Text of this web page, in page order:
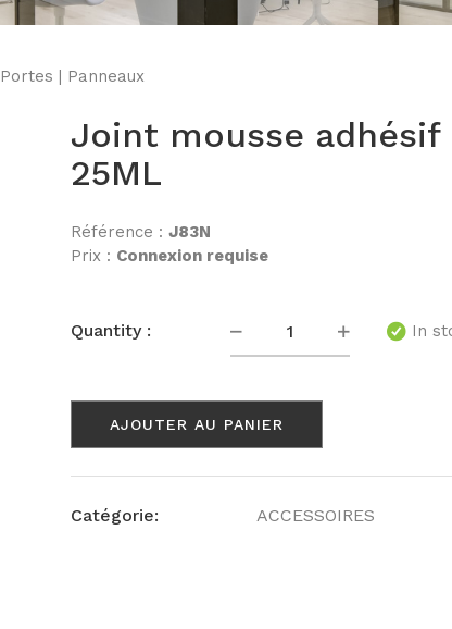
Portes | Panneaux
Joint mousse adhésif
25ML
Référence : J83N
Prix : Connexion requise
Quantity : Quantité In
AJOUTER AU PANIER
Catégorie: ACCESSOIRES